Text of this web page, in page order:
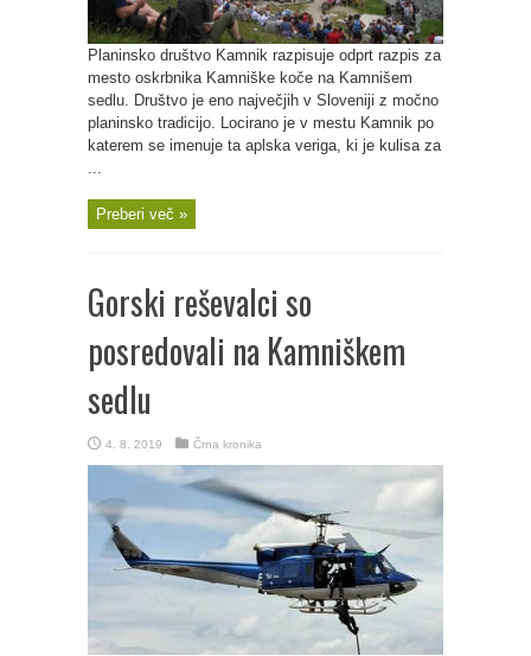
Planinsko društvo Kamnik razpisuje odprt razpis za
mesto oskrbnika Kamniške koče na Kamnišem
sedlu. Društvo je eno največjih v Sloveniji z močno
planinsko tradicijo. Locirano je v mestu Kamnik po
katerem se imenuje ta aplska veriga, ki je kulisa za
...
Preberi več »
Gorski reševalci so
posredovali na Kamniškem
sedlu
4. 8. 2019 Črna kronika